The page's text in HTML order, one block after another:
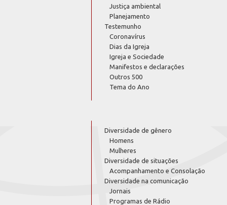
Justiça ambiental
Planejamento
Testemunho
Coronavírus
Dias da Igreja
Igreja e Sociedade
Manifestos e declarações
Outros 500
Tema do Ano
Diversidade de gênero
Homens
Mulheres
Diversidade de situações
Acompanhamento e Consolação
Diversidade na comunicação
Jornais
Programas de Rádio